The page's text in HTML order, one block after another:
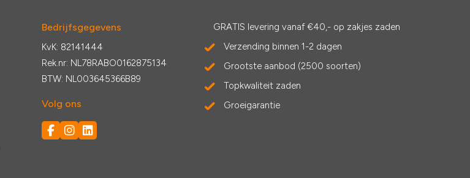
Bedrijfsgegevens
KvK: 82141444
Rek.nr: NL78RABO0162875134
BTW: NL003645366B89
Volg ons
GRATIS levering vanaf €40,- op zakjes zaden
Verzending binnen 1-2 dagen
Grootste aanbod (2500 soorten)
Topkwaliteit zaden
Groeigarantie